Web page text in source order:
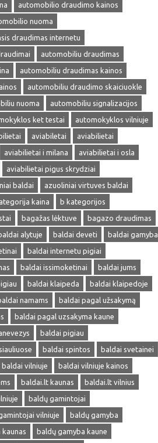
automobilio draudimo kainos
nuoma
draudimas internetu
automobiliu draudimas
automobiliu draudimas kainos
automobiliu draudimo skaiciuokle
nuoma
automobiliu signalizacijos
ket testai
automokyklos vilniuje
aviabiletai
aviabilietai
aviabilietai i milana
aviabilietai i osla
aviabilietai pigus skrydziai
baldai
azuoliniai virtuves baldai
kaina
b kategorijos
bagažas lėktuve
bagazo draudimas
alytuje baldai deveti
baldai gamyba
baldai internetu pigiai
baldai issimoketinai
baldai jums
baldai klaipeda
baldai klaipedoje
namams
baldai pagal užsakymą
baldai pagal uzsakyma kaune
baldai pigiau
baldai spintos
baldai svetainei
baldai vilniuje
baldai vilniuje kainos
baldai.lt kaunas
baldai.lt vilnius
baldų gamintojai
vilniuje
baldų gamyba
kaunas
baldų gamyba kaune